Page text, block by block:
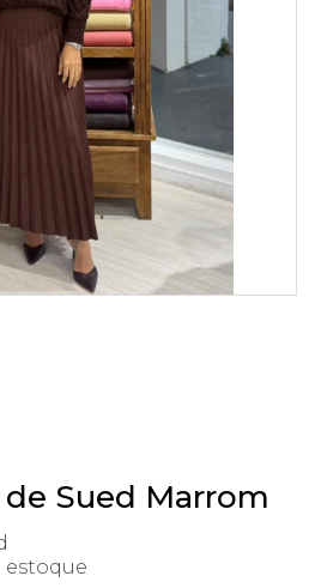
de Sued Marrom
estoque